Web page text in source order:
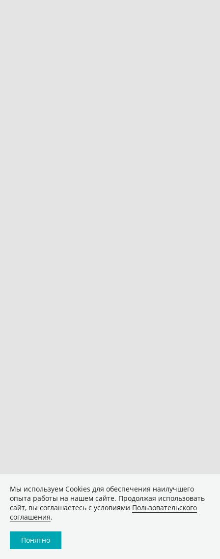
Мы используем Сookies для обеспечения наилучшего
опыта работы на нашем сайте. Продолжая использовать
сайт, вы соглашаетесь с условиями Пользовательского
соглашения.
Понятно